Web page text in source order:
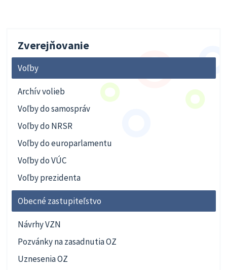
Zverejňovanie
Voľby
Archív volieb
Voľby do samospráv
Voľby do NRSR
Voľby do europarlamentu
Voľby do VÚC
Voľby prezidenta
Obecné zastupiteľstvo
Návrhy VZN
Pozvánky na zasadnutia OZ
Uznesenia OZ